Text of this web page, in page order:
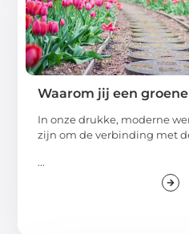
Waarom jij een
In onze drukke, moderne
zijn om de verbinding met
...